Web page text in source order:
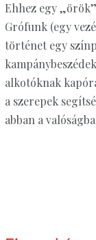
Ehhez egy
Grófunk (egy
történet egy
alkotóknak
a szerepek
abban a